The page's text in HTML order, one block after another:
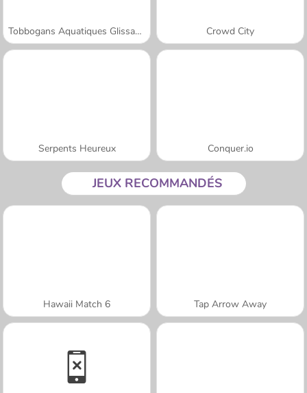
Tobbogans Aquatiques Glissants : Aquapark.io Crowd City
Serpents Heureux Conquer.io
JEUX RECOMMANDÉS
Hawaii Match 6 Tap Arrow Away